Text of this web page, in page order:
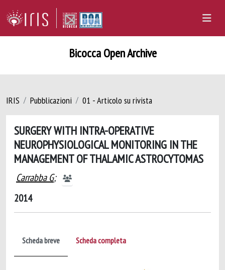
Bicocca Open Archive
IRIS Pubblicazioni 01 - Articolo su rivista
SURGERY WITH INTRA-OPERATIVE
NEUROPHYSIOLOGICAL MONITORING IN THE
MANAGEMENT OF THALAMIC ASTROCYTOMAS
Carrabba G;
2014
Scheda breve Scheda completa